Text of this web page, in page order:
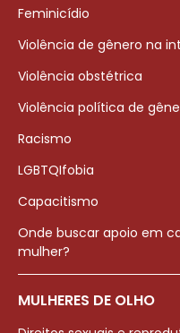
Feminicídio
Violência de gênero na
Violência obstétrica
Violência política de
Racismo
LGBTQIfobia
Capacitismo
Onde buscar apoio em
mulher?
MULHERES DE OLHO